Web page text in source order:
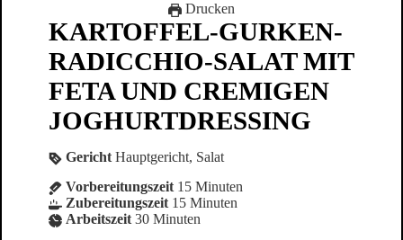
Drucken
KARTOFFEL-GURKEN-
RADICCHIO-SALAT MIT
FETA UND CREMIGEN
JOGHURTDRESSING
Gericht Hauptgericht, Salat
Vorbereitungszeit 15 Minuten
Zubereitungszeit 15 Minuten
Arbeitszeit 30 Minuten